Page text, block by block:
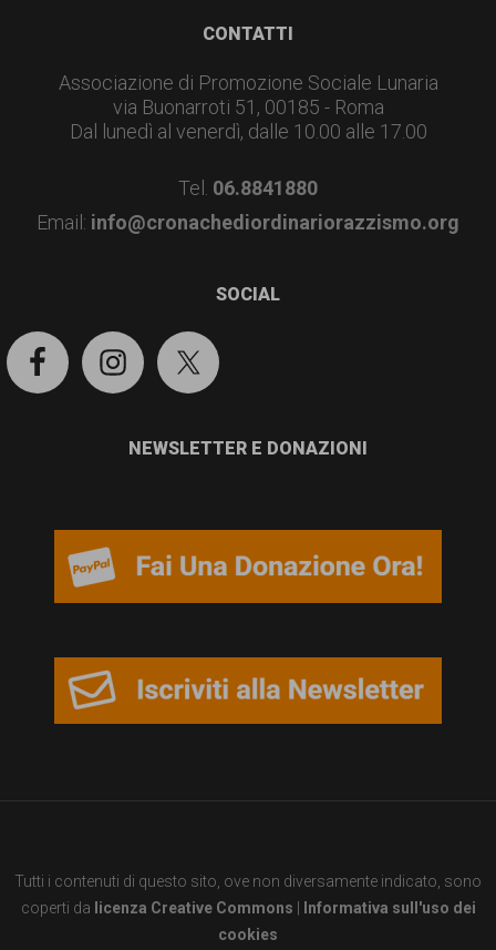
CONTATTI
Associazione di Promozione Sociale Lunaria
via Buonarroti 51, 00185 - Roma
Dal lunedì al venerdì, dalle 10.00 alle 17.00
Tel. 06.8841880
Email: info@cronachediordinariorazzismo.org
SOCIAL
NEWSLETTER E DONAZIONI
Tutti i contenuti di questo sito, ove non diversamente indicato, sono
coperti da licenza Creative Commons
Informativa sull'uso dei
cookies